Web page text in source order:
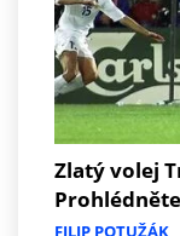
Zlatý volej
FILIP POTUŽÁK